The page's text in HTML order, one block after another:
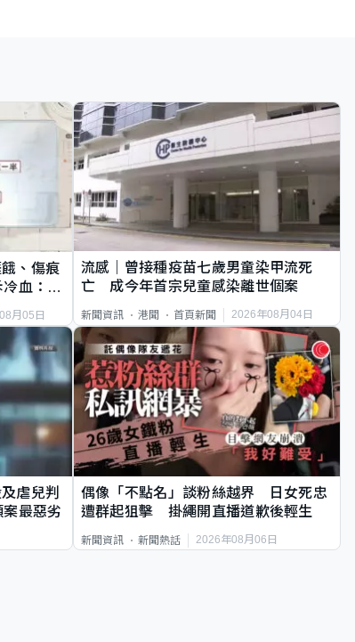
、傷痕
血：同
月05日
流感｜曾接種疫苗七歲男童染甲流死
亡 成今年首宗兒童感染離世個案
新聞資訊 港聞 首頁新聞 2026年08月04日
虐兒判
最惡劣
偶像「不點名」談粉絲越界 日女死忠
遭群起狙擊 掛繩開直播道歉後輕生
新聞資訊 新聞熱話 2026年08月06日